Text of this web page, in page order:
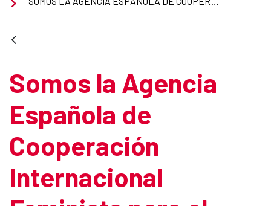
Somos la Agencia
Española de
Cooperación
Internacional